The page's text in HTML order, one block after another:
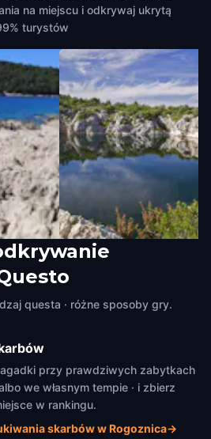
na miejscu i odkrywaj ukrytą
turystów
Cliff Sea
questa · różne sposoby gry.
przy prawdziwych zabytkach
we własnym tempie · i zbierz
w rankingu.
skarbów w Rogoznica→